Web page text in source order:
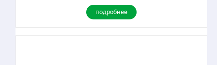
подробнее